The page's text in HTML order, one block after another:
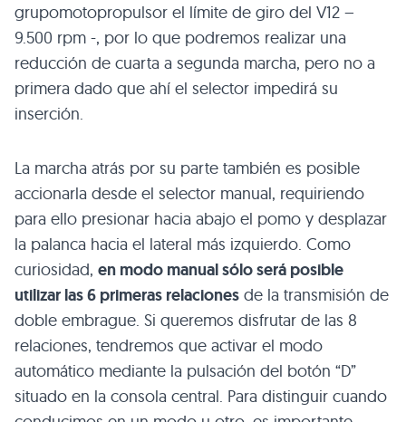
grupomotopropulsor el límite de giro del V12 –
9.500 rpm -, por lo que podremos realizar una
reducción de cuarta a segunda marcha, pero no a
primera dado que ahí el selector impedirá su
inserción.
La marcha atrás por su parte también es posible
accionarla desde el selector manual, requiriendo
para ello presionar hacia abajo el pomo y desplazar
la palanca hacia el lateral más izquierdo. Como
curiosidad, en modo manual sólo será posible
utilizar las 6 primeras relaciones de la transmisión de
doble embrague. Si queremos disfrutar de las 8
relaciones, tendremos que activar el modo
automático mediante la pulsación del botón “D”
situado en la consola central. Para distinguir cuando